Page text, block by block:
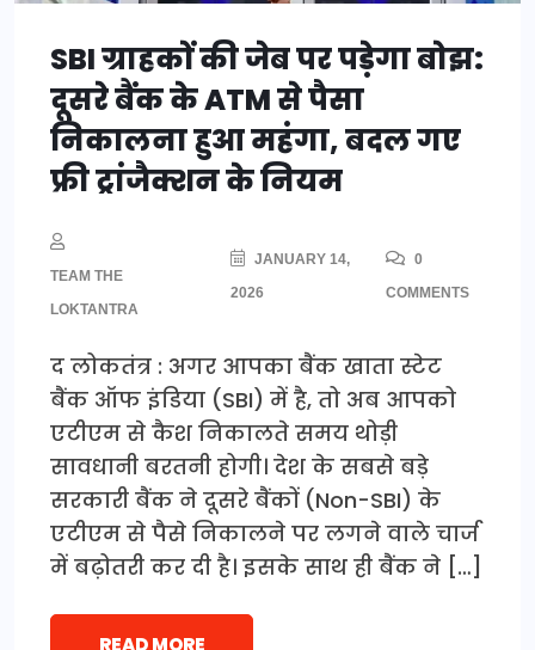
SBI ग्राहकों की जेब पर पड़ेगा बोझ:
दूसरे बैंक के ATM से पैसा
निकालना हुआ महंगा, बदल गए
फ्री ट्रांजैक्शन के नियम
TEAM THE
LOKTANTRA
JANUARY 14,
2026
0
COMMENTS
द लोकतंत्र : अगर आपका बैंक खाता स्टेट
बैंक ऑफ इंडिया (SBI) में है, तो अब आपको
एटीएम से कैश निकालते समय थोड़ी
सावधानी बरतनी होगी। देश के सबसे बड़े
सरकारी बैंक ने दूसरे बैंकों (Non-SBI) के
एटीएम से पैसे निकालने पर लगने वाले चार्ज
में बढ़ोतरी कर दी है। इसके साथ ही बैंक ने […]
READ MORE